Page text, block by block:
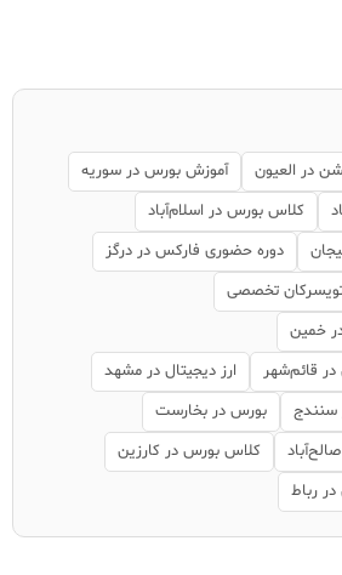
در العیون
آموزش بورس در سوریه
کلاس بورس در اسلام‌آباد
دوره حضوری فارکس در درگز
تخصصی
خمین
در قائم‌شهر
ارز دیجیتال در مشهد
سنندج
بورس در بخارست
کلاس بورس در کارزین
در رباط